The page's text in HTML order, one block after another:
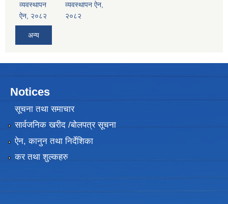
व्यवस्थापन
ऐन, २०८२
व्यवस्थापन ऐन,
२०८२
अन्य
Notices
सूचना तथा समाचार
सार्वजनिक खरीद /बोलपत्र सूचना
ऐन, कानुन तथा निर्देशिका
कर तथा शुल्कहरु